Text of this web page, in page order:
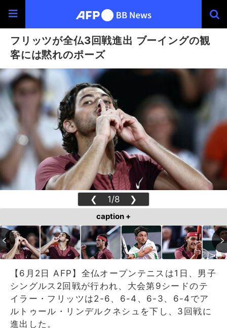
フリッツが全仏3回戦進出 ブーイングの観
客には黙れのポーズ
❮ 1/8 ❯
caption +
【6月2日 AFP】全仏オープンテニスは1日、男子
シングルス2回戦が行われ、大会第9シードのテ
イラー・フリッツは2-6、6-4、6-3、6-4でア
ルトゥール・リンデルクネシュを下し、3回戦に
進出した。